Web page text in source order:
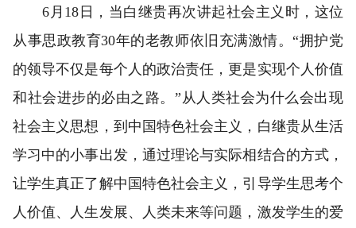
6月18日，当白继贵再次讲起社会主义时，这位
从事思政教育30年的老教师依旧充满激情。“拥护党
的领导不仅是每个人的政治责任，更是实现个人价值
和社会进步的必由之路。”从人类社会为什么会出现
社会主义思想，到中国特色社会主义，白继贵从生活
学习中的小事出发，通过理论与实际相结合的方式，
让学生真正了解中国特色社会主义，引导学生思考个
人价值、人生发展、人类未来等问题，激发学生的爱